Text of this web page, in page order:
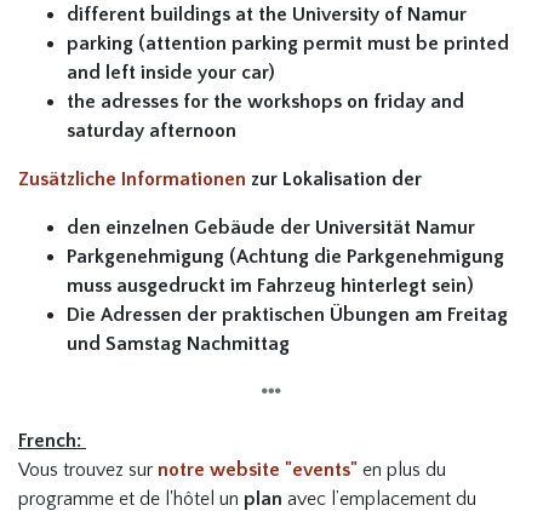
different buildings at the University of Namur
parking (attention parking permit must be printed
and left inside your car)
the adresses for the workshops on friday and
saturday afternoon
Zusätzliche Informationen zur Lokalisation der
den einzelnen Gebäude der Universität Namur
Parkgenehmigung (Achtung die Parkgenehmigung
muss ausgedruckt im Fahrzeug hinterlegt sein)
Die Adressen der praktischen Übungen am Freitag
und Samstag Nachmittag
French:
Vous trouvez sur notre website "events" en plus du
programme et de l'hôtel un plan avec l’emplacement du